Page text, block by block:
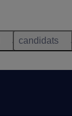
candidats